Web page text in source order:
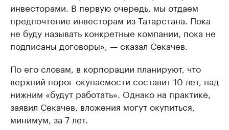
инвесторами. В первую очередь, мы отдаем
предпочтение инвесторам из Татарстана. Пока
не буду называть конкретные компании, пока не
подписаны договоры», — сказал Секачев.
По его словам, в корпорации планируют, что
верхний порог окупаемости составит 10 лет, над
нижним «будут работать». Однако на практике,
заявил Секачев, вложения могут окупиться,
минимум, за 7 лет.